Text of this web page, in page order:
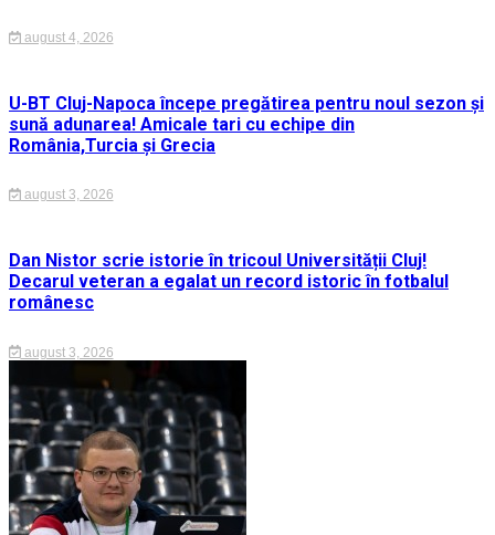
august 4, 2026
U-BT Cluj-Napoca începe pregătirea pentru noul sezon și
sună adunarea! Amicale tari cu echipe din
România,Turcia și Grecia
august 3, 2026
Dan Nistor scrie istorie în tricoul Universității Cluj!
Decarul veteran a egalat un record istoric în fotbalul
românesc
august 3, 2026